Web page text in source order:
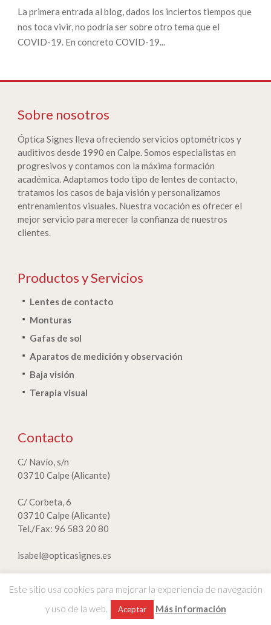
La primera entrada al blog, dados los inciertos tiempos que
nos toca vivir, no podría ser sobre otro tema que el
COVID-19. En concreto COVID-19...
Sobre nosotros
Óptica Signes lleva ofreciendo servicios optométricos y
auditivos desde 1990 en Calpe. Somos especialistas en
progresivos y contamos con la máxima formación
académica. Adaptamos todo tipo de lentes de contacto,
tratamos los casos de baja visión y personalizamos
entrenamientos visuales. Nuestra vocación es ofrecer el
mejor servicio para merecer la confianza de nuestros
clientes.
Productos y Servicios
Lentes de contacto
Monturas
Gafas de sol
Aparatos de medición y observación
Baja visión
Terapia visual
Contacto
C/ Navío, s/n
03710 Calpe (Alicante)
C/ Corbeta, 6
03710 Calpe (Alicante)
Tel./Fax: 96 583 20 80
isabel@opticasignes.es
Nota legal |Política de privacidad|Normativa de cookies
Este sitio usa cookies para mejorar la experiencia de navegación
y uso de la web.
Aceptar Más información